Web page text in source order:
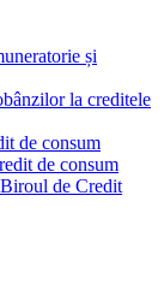
și
la creditele
de consum
de consum
de Credit